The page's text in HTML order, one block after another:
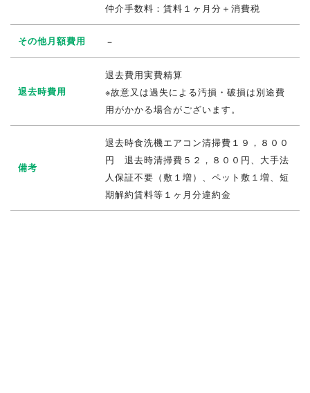
仲介手数料：賃料１ヶ月分＋消費税
その他月額費用 －
退去時費用
退去費用実費精算
※故意又は過失による汚損・破損は別途費
用がかかる場合がございます。
備考
退去時食洗機エアコン清掃費１９，８００
円 退去時清掃費５２，８００円、大手法
人保証不要（敷１増）、ペット敷１増、短
期解約賃料等１ヶ月分違約金